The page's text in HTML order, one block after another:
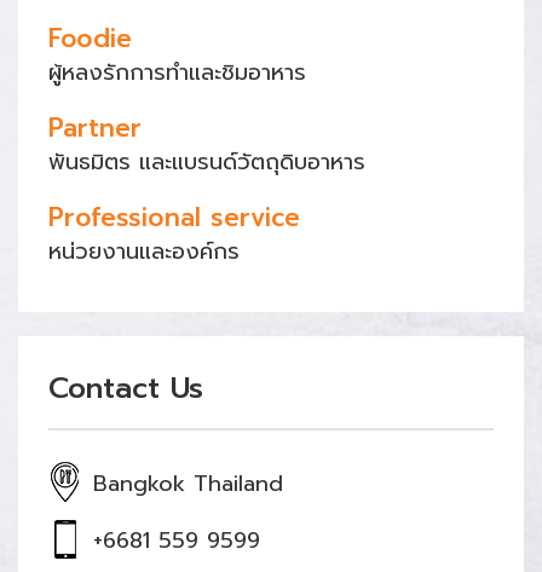
Foodie
ผู้หลงรักการทำและชิมอาหาร
Partner
พันธมิตร และแบรนด์วัตถุดิบอาหาร
Professional service
หน่วยงานและองค์กร
Contact Us
Bangkok Thailand
+6681 559 9599